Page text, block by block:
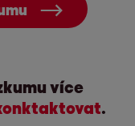
více
.